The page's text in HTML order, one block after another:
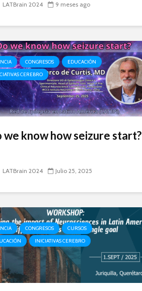
LATBrain 2024 9 meses ago
CONGRESOS
EDUCACIÓN
CEREBRO
we know how seizure start?​
LATBrain 2024 Julio 25, 2025
CONGRESOS
CURSOS
INICIATIVAS CEREBRO